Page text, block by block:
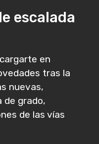
escalada
en
tras la
nuevas,
de grado,
de las vías